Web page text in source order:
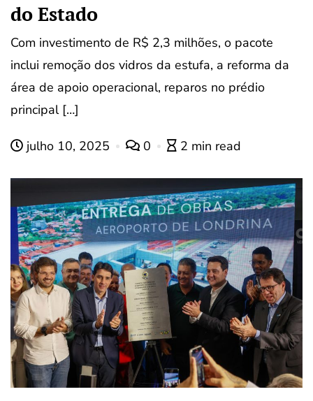
do Estado
Com investimento de R$ 2,3 milhões, o pacote
inclui remoção dos vidros da estufa, a reforma da
área de apoio operacional, reparos no prédio
principal […]
julho 10, 2025 0 2 min read